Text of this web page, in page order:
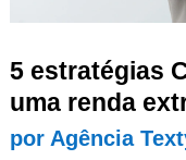
5 estratégias
uma renda
por Agência